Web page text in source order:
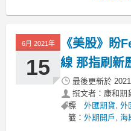
原油期
交易時
6月 2021年
15
《美股》盼
線 那指刷新
最後更新於
撰文者：康和期
標
籤：
外匯期貨,外
外期開戶 ,海